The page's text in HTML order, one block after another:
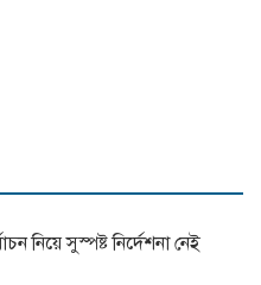
নিয়ে সুস্পষ্ট নির্দেশনা নেই